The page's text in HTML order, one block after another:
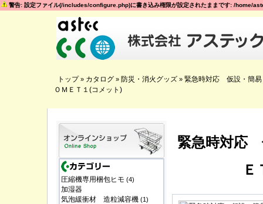
警告: 設定ファイル(/includes/configure.php)に書き込み権限が設定されたままです: /
トップ» カタログ » 防災・消火グッズ » 緊急時対応 仮設・簡易
ＯＭＥＴ１(コメット)
圧縮機専用梱包ヒモ (4)
加湿器
気泡緩衝材 造粒減容機 (1)
緊急時対応
Ｅ